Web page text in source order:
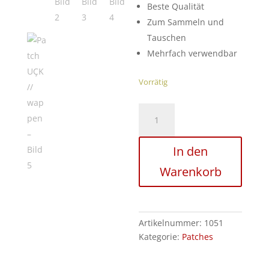
Beste Qualität
Zum Sammeln und
Tauschen
Mehrfach verwendbar
Vorrätig
//
Menge
In den
Warenkorb
Artikelnummer: 1051
Kategorie: Patches